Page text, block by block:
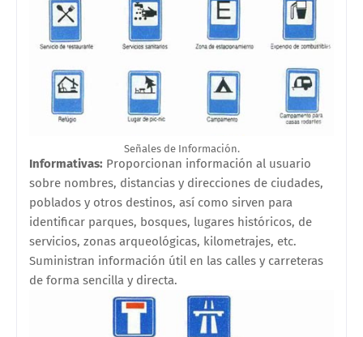
Señales de Información.
Informativas: Proporcionan información al usuario
sobre nombres, distancias y direcciones de ciudades,
poblados y otros destinos, así como sirven para
identificar parques, bosques, lugares históricos, de
servicios, zonas arqueológicas, kilometrajes, etc.
Suministran información útil en las calles y carreteras
de forma sencilla y directa.